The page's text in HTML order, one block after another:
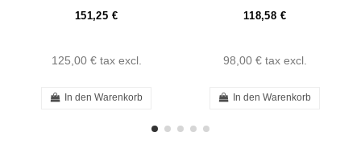
151,25 €
125,00 € tax excl.
In den Warenkorb
118,58 €
98,00 € tax excl.
In den Warenkorb